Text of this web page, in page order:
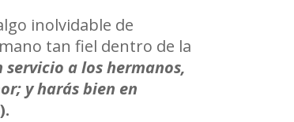
inolvidable de
tan fiel dentro de la
a los hermanos,
y harás bien en